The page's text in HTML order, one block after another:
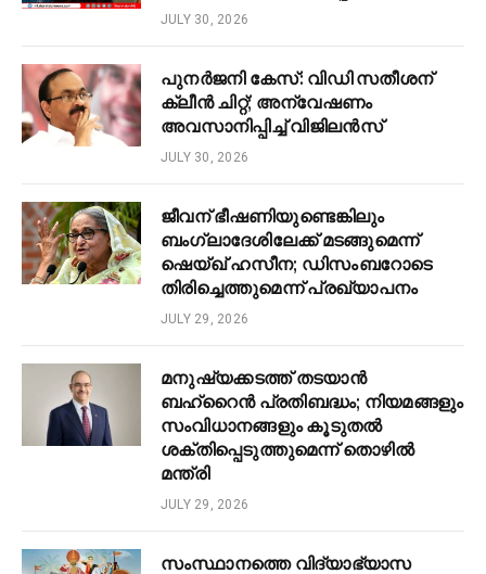
JULY 30, 2026
പുനർജനി കേസ്: വിഡി സതീശന്
ക്ലീൻ ചിറ്റ്; അന്വേഷണം
അവസാനിപ്പിച്ച് വിജിലൻസ്
JULY 30, 2026
ജീവന് ഭീഷണിയുണ്ടെങ്കിലും
ബംഗ്ലാദേശിലേക്ക് മടങ്ങുമെന്ന്
ഷെയ്ഖ് ഹസീന; ഡിസംബറോടെ
തിരിച്ചെത്തുമെന്ന് പ്രഖ്യാപനം
JULY 29, 2026
മനുഷ്യക്കടത്ത് തടയാൻ
ബഹ്‌റൈൻ പ്രതിബദ്ധം; നിയമങ്ങളും
സംവിധാനങ്ങളും കൂടുതൽ
ശക്തിപ്പെടുത്തുമെന്ന് തൊഴിൽ
മന്ത്രി
JULY 29, 2026
സംസ്ഥാനത്തെ വിദ്യാഭ്യാസ